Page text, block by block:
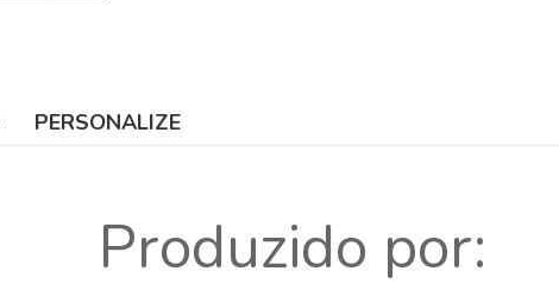
Produzido por:
PERSONALIZE